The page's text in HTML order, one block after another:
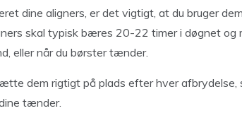
dine aligners, er det vigtigt, at du bruger
skal typisk bæres 20-22 timer i døgnet og
eller når du børster tænder.
dem rigtigt på plads efter hver afbrydelse,
tænder.